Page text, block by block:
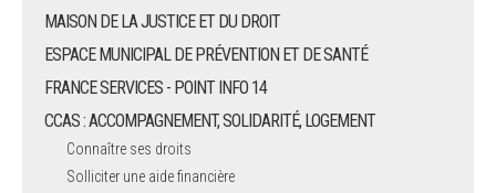
MAISON DE LA JUSTICE ET DU DROIT
ESPACE MUNICIPAL DE PRÉVENTION ET DE SANTÉ
FRANCE SERVICES - POINT INFO 14
CCAS : ACCOMPAGNEMENT, SOLIDARITÉ, LOGEMENT
Connaître ses droits
Solliciter une aide financière